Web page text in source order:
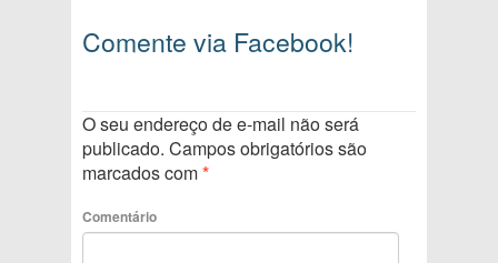
Comente via Facebook!
O seu endereço de e-mail não será
publicado. Campos obrigatórios são
marcados com*
Comentário